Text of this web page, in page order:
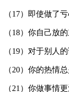
（17）即使做了
（18）你自己放
（19）对于别人
（20）你的热情
（21）你做事情